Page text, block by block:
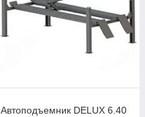
Автоподъемник DELUX 6.40